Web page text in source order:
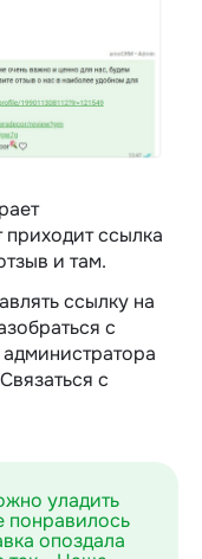
ссылка
и там.
ссылку на
с
с
уладить
понравилось
опоздала